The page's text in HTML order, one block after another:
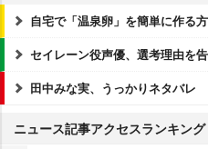
自宅で「温泉卵」を簡単に作る
セイレーン役声優、選考理由を
田中みな実、うっかりネタバレ
ニュース記事アクセスランキング